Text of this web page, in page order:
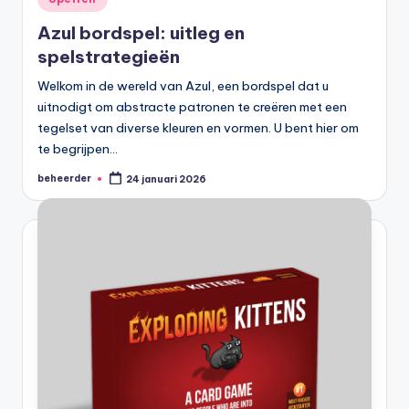
in
Azul bordspel: uitleg en
spelstrategieën
Welkom in de wereld van Azul, een bordspel dat u
uitnodigt om abstracte patronen te creëren met een
tegelset van diverse kleuren en vormen. U bent hier om
te begrijpen…
Geplaatst
beheerder 24 januari 2026